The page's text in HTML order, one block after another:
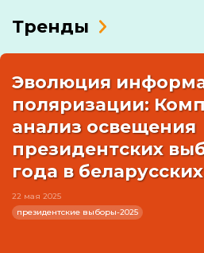
Тренды
Эволюция
поляризации:
анализ освещения
президентских
года в
22 мая 2025
президентские выборы-2025